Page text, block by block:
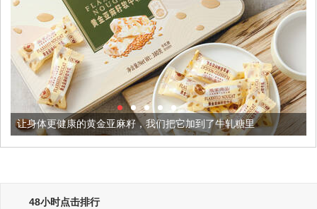
健康的黄金亚麻籽，我们把它加到了牛轧糖里 被列入佛家
48小时点击排行